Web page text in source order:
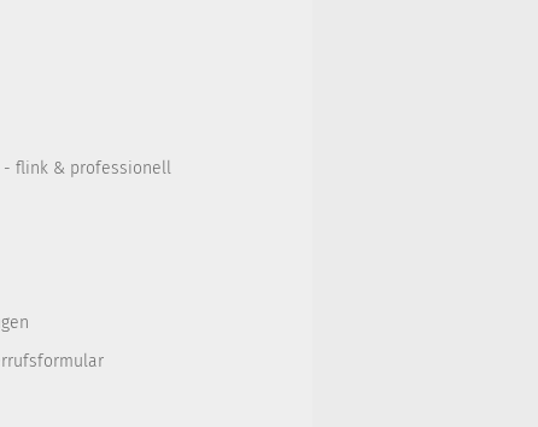
- flink & professionell